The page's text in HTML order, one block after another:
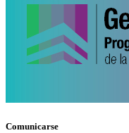
Comunicarse